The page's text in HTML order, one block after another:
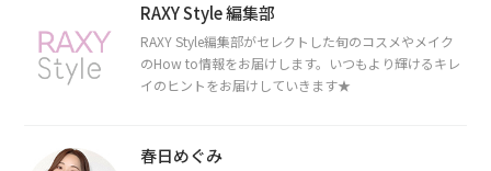
RAXY Style 編集部
RAXY Style編集部がセレクトした旬のコスメやメイク
のHow to情報をお届けします。いつもより輝けるキレ
イのヒントをお届けしていきます★
春日めぐみ